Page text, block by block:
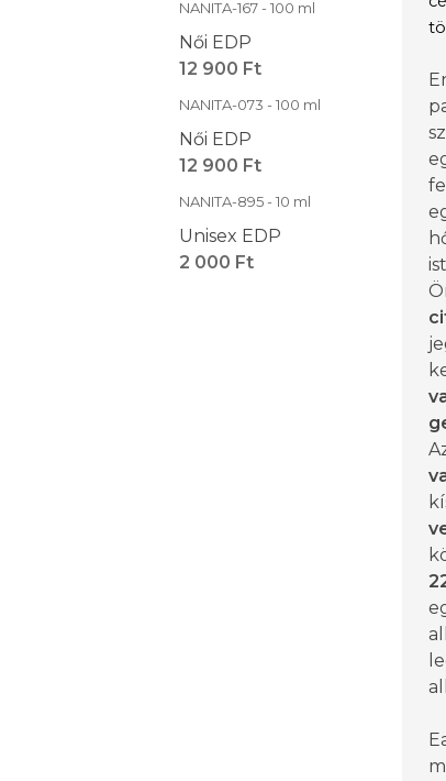
NANITA-167 - 100 ml
Női EDP
12 900 Ft
NANITA-073 - 100 ml
Női EDP
12 900 Ft
NANITA-895 - 10 ml
Unisex EDP
2 000 Ft
ml